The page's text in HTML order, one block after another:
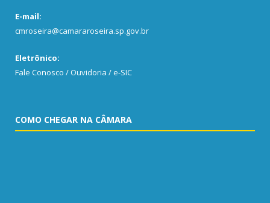
E-mail:
cmroseira@camararoseira.sp.gov.br
Eletrônico:
Fale Conosco / Ouvidoria / e-SIC
COMO CHEGAR NA CÂMARA